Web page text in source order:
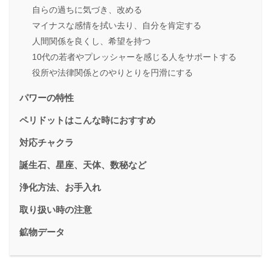
自らの過ちに気づき、改める
マイナスな感情を拭い去り、自分を肯定する
人間関係を良くし、希望を持つ
10代の若者やプレッシャーを感じる人をサポートする
役所や法律関係とのやりとりを円滑にする
パワーの特性
ペリドットはこんな時におすすめ
対応チャクラ
誕生石、星座、天体、数秘など
浄化方法、お手入れ
取り扱い時の注意
鉱物データ